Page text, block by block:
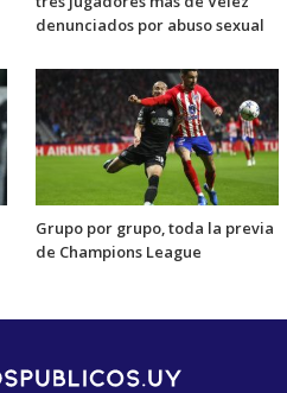
denunciados por abuso sexual
Grupo por grupo, toda la previa
de Champions League